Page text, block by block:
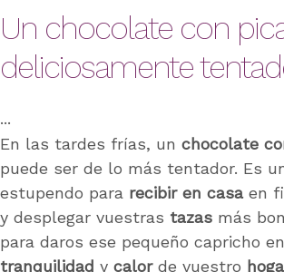
Un chocolate con
deliciosamente
En las tardes frías, un chocolate
puede ser de lo más tentador. Es
estupendo para recibir en casaen
y desplegar vuestras tazas más
para daros ese pequeño capricho
tranquilidad y calorde vuestro